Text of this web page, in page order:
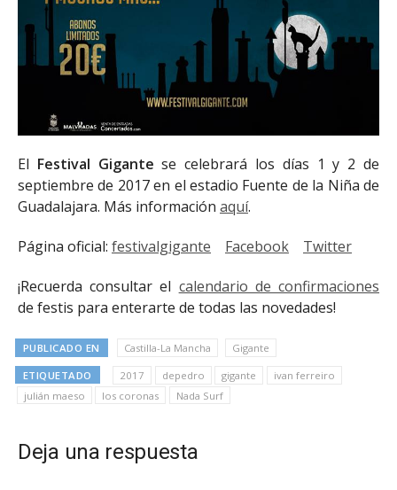
El Festival Gigante se celebrará los días 1 y 2 de
septiembre de 2017 en el estadio Fuente de la Niña de
Guadalajara. Más información aquí.
Página oficial: festivalgigante Facebook Twitter
¡Recuerda consultar el calendario de confirmaciones
de festis para enterarte de todas las novedades!
PUBLICADO EN Castilla-La Mancha Gigante
ETIQUETADO 2017 depedro gigante
ivan ferreiro
julián maeso
los coronas Nada Surf
Deja una respuesta